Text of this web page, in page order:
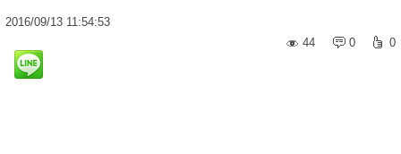
2016/09/13 11:54:53
44
0 0